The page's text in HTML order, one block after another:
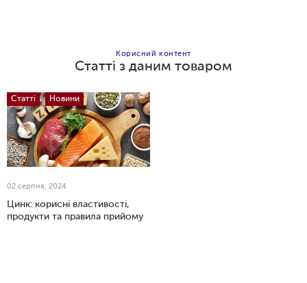
Додати в кошик
Корисний контент
Статті з даним товаром
Статті Новини
02 серпня, 2024
Цинк: корисні властивості,
продукти та правила прийому